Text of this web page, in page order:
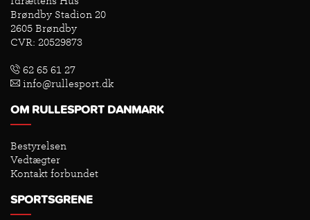
Brøndby Stadion 20
2605 Brøndby
CVR: 20529873
62 65 61 27
info@rullesport.dk
OM RULLESPORT DANMARK
Bestyrelsen
Vedtægter
Kontakt forbundet
SPORTSGRENE